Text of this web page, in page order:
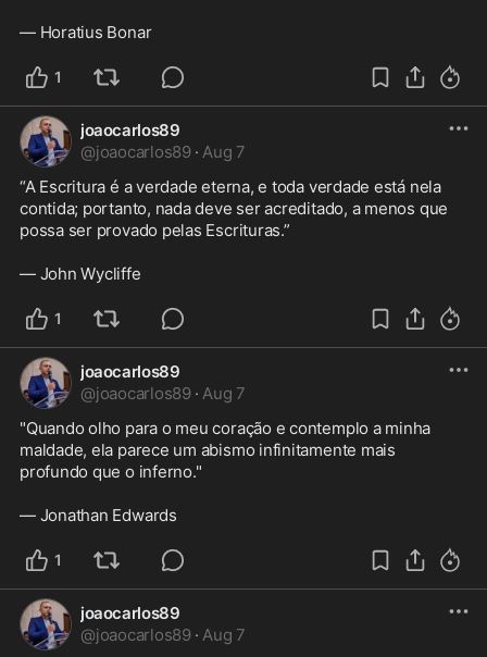
— Horatius Bonar
1
joaocarlos89
@joaocarlos89 · Aug 7
“A Escritura é a verdade eterna, e toda verdade está nela
contida; portanto, nada deve ser acreditado, a menos que
possa ser provado pelas Escrituras.”
— John Wycliffe
1
joaocarlos89
@joaocarlos89 · Aug 7
"Quando olho para o meu coração e contemplo a minha
maldade, ela parece um abismo infinitamente mais
profundo que o inferno."
— Jonathan Edwards
1
joaocarlos89
@joaocarlos89 · Aug 7